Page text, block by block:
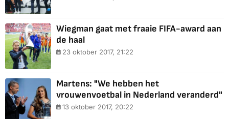
Wiegman gaat met fraaie FIFA-award aan
de haal
23 oktober 2017, 21:22
Martens: "We hebben het
vrouwenvoetbal in Nederland veranderd"
13 oktober 2017, 20:22